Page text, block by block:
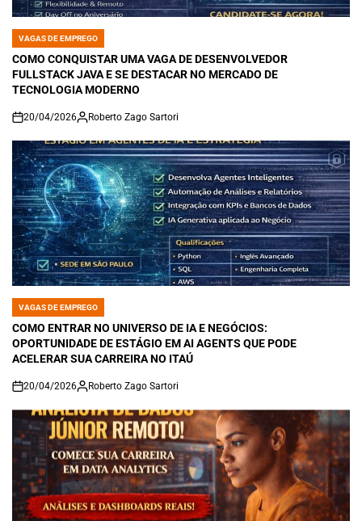
POSTED
IN
VAGAS DE EMPREGO
COMO CONQUISTAR UMA VAGA DE DESENVOLVEDOR
FULLSTACK JAVA E SE DESTACAR NO MERCADO DE
TECNOLOGIA MODERNO
on
20/04/2026 Roberto Zago Sartori
POSTED
IN
VAGAS DE EMPREGO
COMO ENTRAR NO UNIVERSO DE IA E NEGÓCIOS:
OPORTUNIDADE DE ESTÁGIO EM AI AGENTS QUE PODE
ACELERAR SUA CARREIRA NO ITAÚ
on
20/04/2026 Roberto Zago Sartori